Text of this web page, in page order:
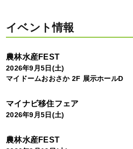
イベント情報
農林水産FEST
2026年9月5日(土)
マイドームおおさか 2F 展示ホールD
マイナビ移住フェア
2026年9月5日(土)
農林水産FEST